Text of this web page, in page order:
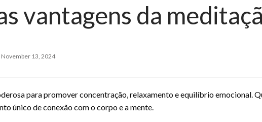
vantagens da
Posted
November 13, 2024
para promover concentração, relaxamento e equilíbrio emocional.
único de conexão com o corpo e a mente.